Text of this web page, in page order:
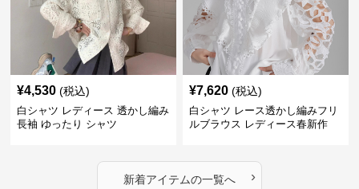
¥4,530 (税込)
白シャツ レディース 透かし編み
長袖 ゆったり シャツ
¥7,620 (税込)
白シャツ レース透かし編みフリ
ルブラウス レディース春新作
新着アイテムの一覧へ ›